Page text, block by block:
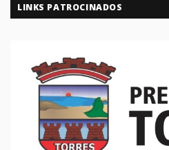
LINKS PATROCINADOS